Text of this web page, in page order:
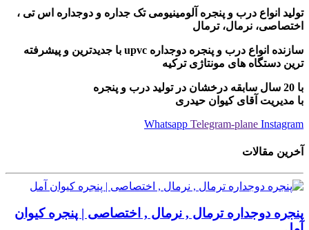
تولید انواع درب و پنجره آلومینیومی تک جداره و دوجداره اس تی ،
اختصاصی، نرمال، ترمال
سازنده انواع درب و پنجره دوجداره upvc با جدیدترین و پیشرفته
ترین دستگاه های مونتاژی ترکیه
با 20 سال سابقه درخشان در تولید درب و پنجره
با مدیریت آقای کیوان حیدری
Whatsapp Telegram-plane Instagram
آخرین مقالات
پنجره دوجداره ترمال , نرمال , اختصاصی | پنجره کیوان